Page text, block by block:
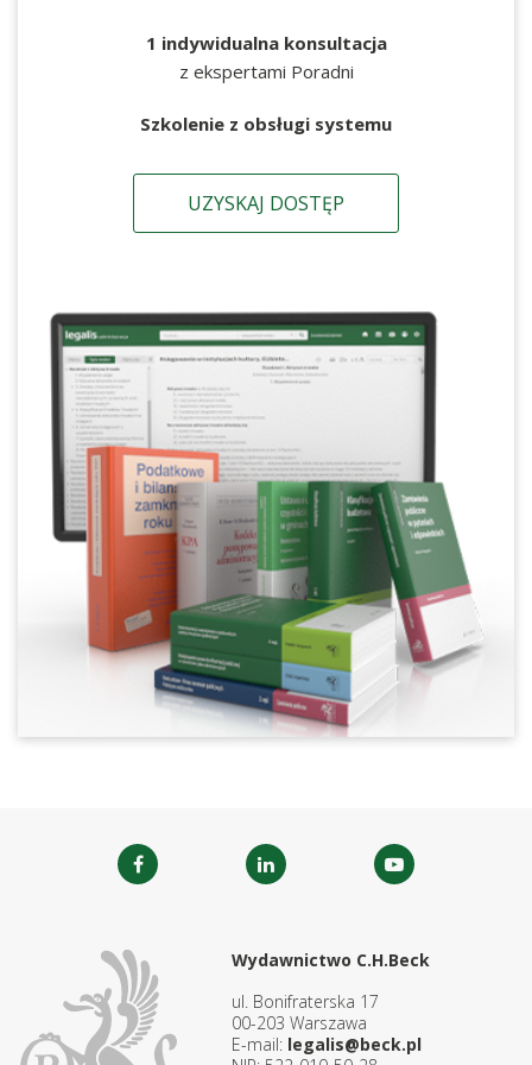
1 indywidualna konsultacja
z ekspertami Poradni
Szkolenie z obsługi systemu
UZYSKAJ DOSTĘP
Wydawnictwo C.H.Beck
ul. Bonifraterska 17
00-203 Warszawa
E-mail: legalis@beck.pl